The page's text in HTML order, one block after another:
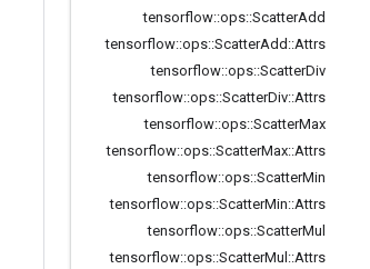
tensorflow::ops::ScatterAdd
tensorflow::ops::ScatterAdd ::Attrs
tensorflow::ops::ScatterDiv
tensorflow::ops::ScatterDiv::Attrs
tensorflow::ops::ScatterMax
tensorflow::ops::ScatterMax::Attrs
tensorflow::ops::ScatterMin
tensorflow::ops::ScatterMin::Attrs
tensorflow::ops::ScatterMul
tensorflow::ops::ScatterMul ::Attrs